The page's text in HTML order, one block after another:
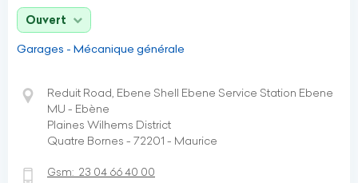
Ouvert
Garages - Mécanique générale
Reduit Road, Ebene Shell Ebene Service Station Ebene
MU - Ebène
Plaines Wilhems District
Quatre Bornes - 72201 - Maurice
Gsm: 23 04 66 40 00